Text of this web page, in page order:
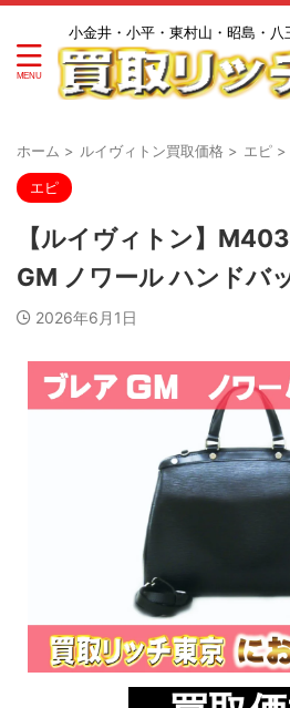
小金井・小平・東村山・昭島・
ホーム > ルイヴィトン買取価格 > エピ >
エピ
【ルイヴィトン】
GM ノワール ハンドバ
2026年6月1日